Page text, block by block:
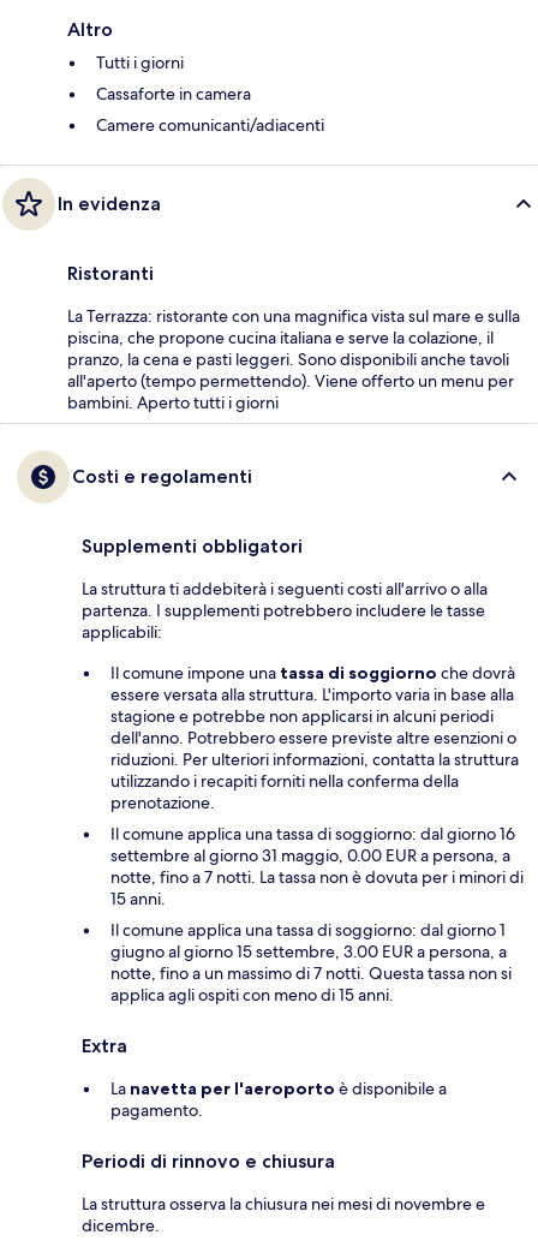
Altro
Tutti i giorni
Cassaforte in camera
Camere comunicanti/adiacenti
In evidenza
Ristoranti
La Terrazza: ristorante con una magnifica vista sul mare e sulla
piscina, che propone cucina italiana e serve la colazione, il
pranzo, la cena e pasti leggeri. Sono disponibili anche tavoli
all'aperto (tempo permettendo). Viene offerto un menu per
bambini. Aperto tutti i giorni
Costi e regolamenti
Supplementi obbligatori
La struttura ti addebiterà i seguenti costi all'arrivo o alla
partenza. I supplementi potrebbero includere le tasse
applicabili:
Il comune impone una tassa di soggiorno che dovrà
essere versata alla struttura. L'importo varia in base alla
stagione e potrebbe non applicarsi in alcuni periodi
dell'anno. Potrebbero essere previste altre esenzioni o
riduzioni. Per ulteriori informazioni, contatta la struttura
utilizzando i recapiti forniti nella conferma della
prenotazione.
Il comune applica una tassa di soggiorno: dal giorno 16
settembre al giorno 31 maggio, 0.00 EUR a persona, a
notte, fino a 7 notti. La tassa non è dovuta per i minori di
15 anni.
Il comune applica una tassa di soggiorno: dal giorno 1
giugno al giorno 15 settembre, 3.00 EUR a persona, a
notte, fino a un massimo di 7 notti. Questa tassa non si
applica agli ospiti con meno di 15 anni.
Extra
La navetta per l'aeroporto è disponibile a
pagamento.
Periodi di rinnovo e chiusura
La struttura osserva la chiusura nei mesi di novembre e
dicembre.